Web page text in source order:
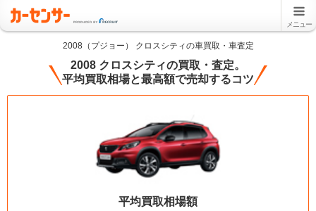
メニュー
2008（プジョー） クロスシティの車買取・車査定
2008 クロスシティの買取・査定。
平均買取相場と最高額で売却するコツ
平均買取相場額